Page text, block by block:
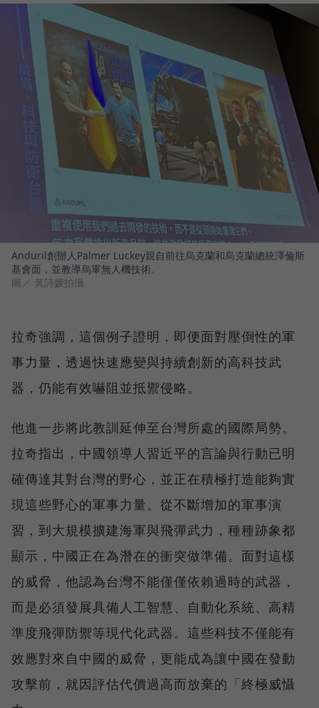
Anduril創辦人Palmer Luckey親自前往烏克蘭和烏克蘭總統澤倫斯
基會面，並教導烏軍無人機技術。
圖／ 黃詩媛拍攝
拉奇強調，這個例子證明，即便面對壓倒性的軍
事力量，透過快速應變與持續創新的高科技武
器，仍能有效嚇阻並抵禦侵略。
他進一步將此教訓延伸至台灣所處的國際局勢。
拉奇指出，中國領導人習近平的言論與行動已明
確傳達其對台灣的野心，並正在積極打造能夠實
現這些野心的軍事力量。從不斷增加的軍事演
習，到大規模擴建海軍與飛彈武力，種種跡象都
顯示，中國正在為潛在的衝突做準備。面對這樣
的威脅，他認為台灣不能僅僅依賴過時的武器，
而是必須發展具備人工智慧、自動化系統、高精
準度飛彈防禦等現代化武器。這些科技不僅能有
效應對來自中國的威脅，更能成為讓中國在發動
攻擊前，就因評估代價過高而放棄的「終極威懾